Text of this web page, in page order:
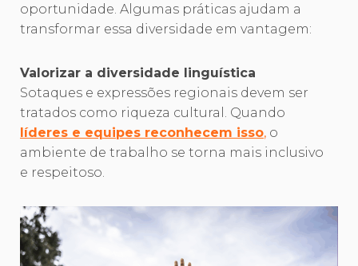
oportunidade. Algumas práticas ajudam a
transformar essa diversidade em vantagem:
Valorizar a diversidade linguística
Sotaques e expressões regionais devem ser
tratados como riqueza cultural. Quando
líderes e equipes reconhecem isso, o
ambiente de trabalho se torna mais inclusivo
e respeitoso.